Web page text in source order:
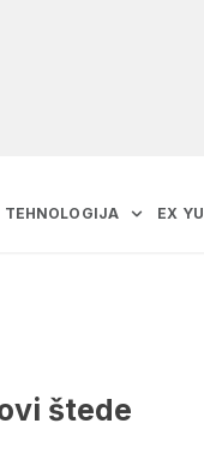
TEHNOLOGIJA EX YU
štede